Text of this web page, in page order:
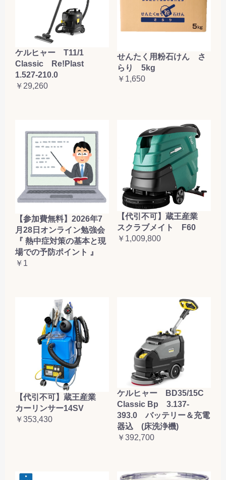
ケルヒャー T11/1
Classic Re!Plast
1.527-210.0
￥29,260
せんたく用粉石けん さ
らり 5kg
￥1,650
【参加費無料】2026年7
月28日オンライン勉強会
『 熱中症対策の基本と現
場での予防ポイント 』
￥1
【代引不可】蔵王産業
スクラブメイト F60
￥1,009,800
【代引不可】蔵王産業
カーリンサー14SV
￥353,430
ケルヒャー BD35/15C
Classic Bp 3.137-
393.0 バッテリー＆充電
器込 (床洗浄機)
￥392,700